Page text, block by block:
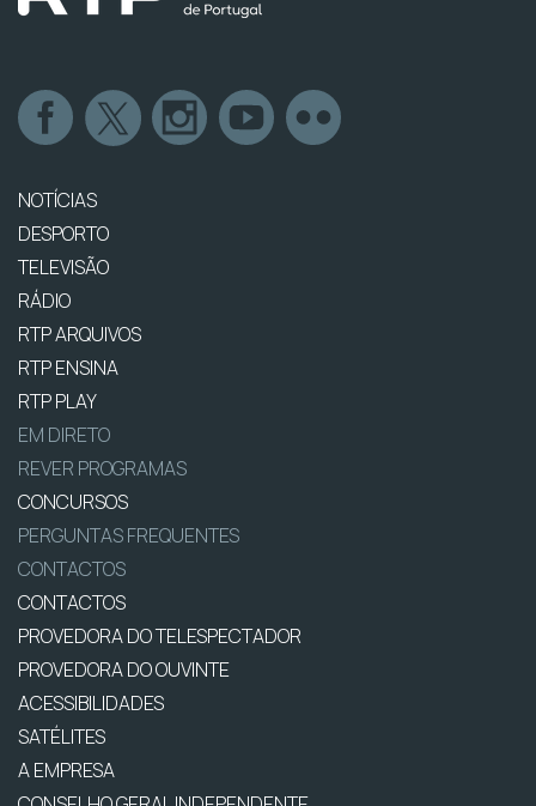
NOTÍCIAS
DESPORTO
TELEVISÃO
RÁDIO
RTP ARQUIVOS
RTP ENSINA
RTP PLAY
EM DIRETO
REVER PROGRAMAS
CONCURSOS
PERGUNTAS FREQUENTES
CONTACTOS
CONTACTOS
PROVEDORA DO TELESPECTADOR
PROVEDORA DO OUVINTE
ACESSIBILIDADES
SATÉLITES
A EMPRESA